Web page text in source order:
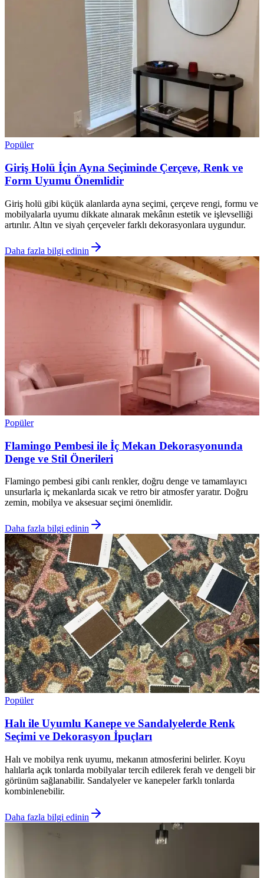
Popüler
Giriş Holü İçin Ayna Seçiminde Çerçeve, Renk ve
Form Uyumu Önemlidir
Giriş holü gibi küçük alanlarda ayna seçimi, çerçeve rengi, formu ve
mobilyalarla uyumu dikkate alınarak mekânın estetik ve işlevselliği
artırılır. Altın ve siyah çerçeveler farklı dekorasyonlara uygundur.
Daha fazla bilgi edinin
Popüler
Flamingo Pembesi ile İç Mekan Dekorasyonunda
Denge ve Stil Önerileri
Flamingo pembesi gibi canlı renkler, doğru denge ve tamamlayıcı
unsurlarla iç mekanlarda sıcak ve retro bir atmosfer yaratır. Doğru
zemin, mobilya ve aksesuar seçimi önemlidir.
Daha fazla bilgi edinin
Popüler
Halı ile Uyumlu Kanepe ve Sandalyelerde Renk
Seçimi ve Dekorasyon İpuçları
Halı ve mobilya renk uyumu, mekanın atmosferini belirler. Koyu
halılarla açık tonlarda mobilyalar tercih edilerek ferah ve dengeli bir
görünüm sağlanabilir. Sandalyeler ve kanepeler farklı tonlarda
kombinlenebilir.
Daha fazla bilgi edinin